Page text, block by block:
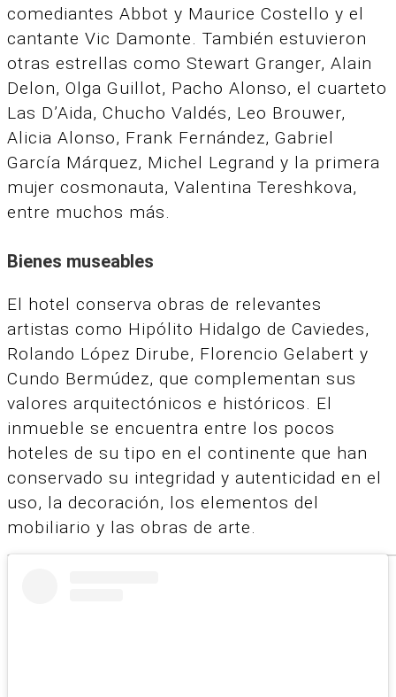
comediantes Abbot y Maurice Costello y el
cantante Vic Damonte. También estuvieron
otras estrellas como Stewart Granger, Alain
Delon, Olga Guillot, Pacho Alonso, el cuarteto
Las D’Aida, Chucho Valdés, Leo Brouwer,
Alicia Alonso, Frank Fernández, Gabriel
García Márquez, Michel Legrand y la primera
mujer cosmonauta, Valentina Tereshkova,
entre muchos más.
Bienes museables
El hotel conserva obras de relevantes
artistas como Hipólito Hidalgo de Caviedes,
Rolando López Dirube, Florencio Gelabert y
Cundo Bermúdez, que complementan sus
valores arquitectónicos e históricos. El
inmueble se encuentra entre los pocos
hoteles de su tipo en el continente que han
conservado su integridad y autenticidad en el
uso, la decoración, los elementos del
mobiliario y las obras de arte.